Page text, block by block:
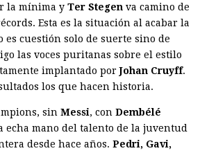
la mínima y Ter Stegen va camino de
Esta es la situación al acabar la
es cuestión solo de suerte sino de
las voces puritanas sobre el estilo
implantado porJohan Cruyff.
los que hacen historia.
sin Messi, con Dembélé
echa mano del talento de la juventud
desde hace años. Pedri, Gavi,